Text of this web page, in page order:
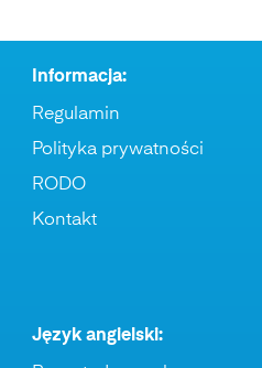
Informacja:
Regulamin
Polityka prywatności
RODO
Kontakt
Język angielski: